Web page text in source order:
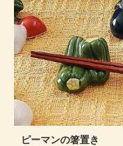
ピーマンの箸置き